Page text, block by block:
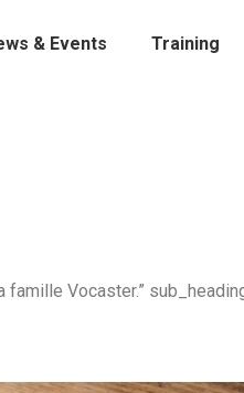
& Events Training
Vocaster.”